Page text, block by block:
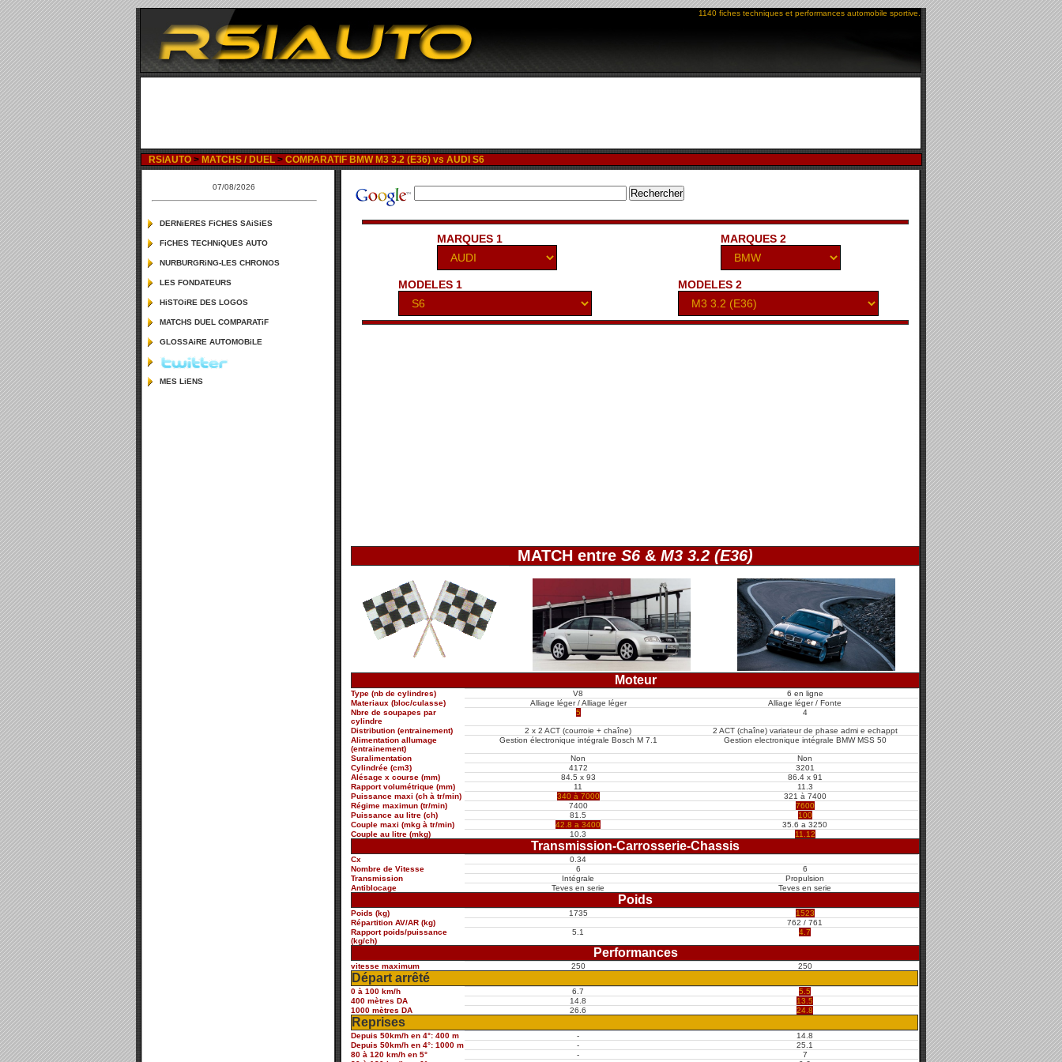
1140 fiches techniques et performances automobile sportive.
RSiAUTO > MATCHS / DUEL > COMPARATIF BMW M3 3.2 (E36) vs AUDI S6
MARQUES 1 MARQUES 2
MODELES 1 MODELES 2
MATCH entre S6 & M3 3.2 (E36)
Moteur
Type (nb de cylindres) V8
6 en ligne
Materiaux (bloc/culasse)
Alliage léger / Alliage léger
Alliage léger / Fonte
Nbre de soupapes par
cylindre
5 4
Distribution (entrainement) 2 x 2 ACT (courroie + chaîne)
2 ACT (chaîne) variateur de phase admi e echappt
Alimentation allumage
(entrainement)
Gestion électronique intégrale Bosch M 7.1 Gestion electronique intégrale BMW MSS 50
Suralimentation Non
Non
Cylindrée (cm3)
4172
3201
Alésage x course (mm)
84.5 x 93
86.4 x 91
Rapport volumétrique (mm)
11
11.3
Puissance maxi (ch à tr/min)
340 à 7000
321 à 7400
Régime maximun (tr/min)
7400
7600
Puissance au litre (ch)
81.5
100
Couple maxi (mkg à tr/min)
42.8 a 3400
35.6 a 3250
Couple au litre (mkg)
10.3 11.12
Transmission-Carrosserie-Chassis
Cx
0.34
Nombre de Vitesse
6
6
Transmission
Intégrale
Propulsion
Antiblocage
Teves en serie Teves en serie
Poids
Poids (kg) 1735
1523
Répartition AV/AR (kg)
762 / 761
Rapport poids/puissance
(kg/ch)
5.1 4.7
Performances
vitesse maximum 250 250
Départ arrêté
0 à 100 km/h 6.7
5.5
400 mètres DA
14.8
13.5
1000 mètres DA
26.6 24.8
Reprises
Depuis 50km/h en 4°: 400 m -
14.8
Depuis 50km/h en 4°: 1000 m
-
25.1
80 à 120 km/h en 5°
-
7
07/08/2026
DERNiERES FiCHES SAiSiES
FiCHES TECHNiQUES AUTO
NURBURGRiNG-LES CHRONOS
LES FONDATEURS
HiSTOiRE DES LOGOS
MATCHS DUEL COMPARATiF
GLOSSAiRE AUTOMOBiLE
MES LiENS